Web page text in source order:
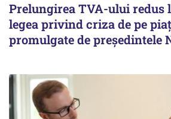
Prelungirea TVA-ului redus
legea privind criza de pe
promulgate de președintele